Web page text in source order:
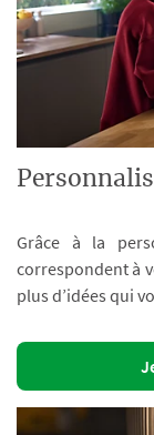
Grâce à la
correspondent à
plus d’idées qui